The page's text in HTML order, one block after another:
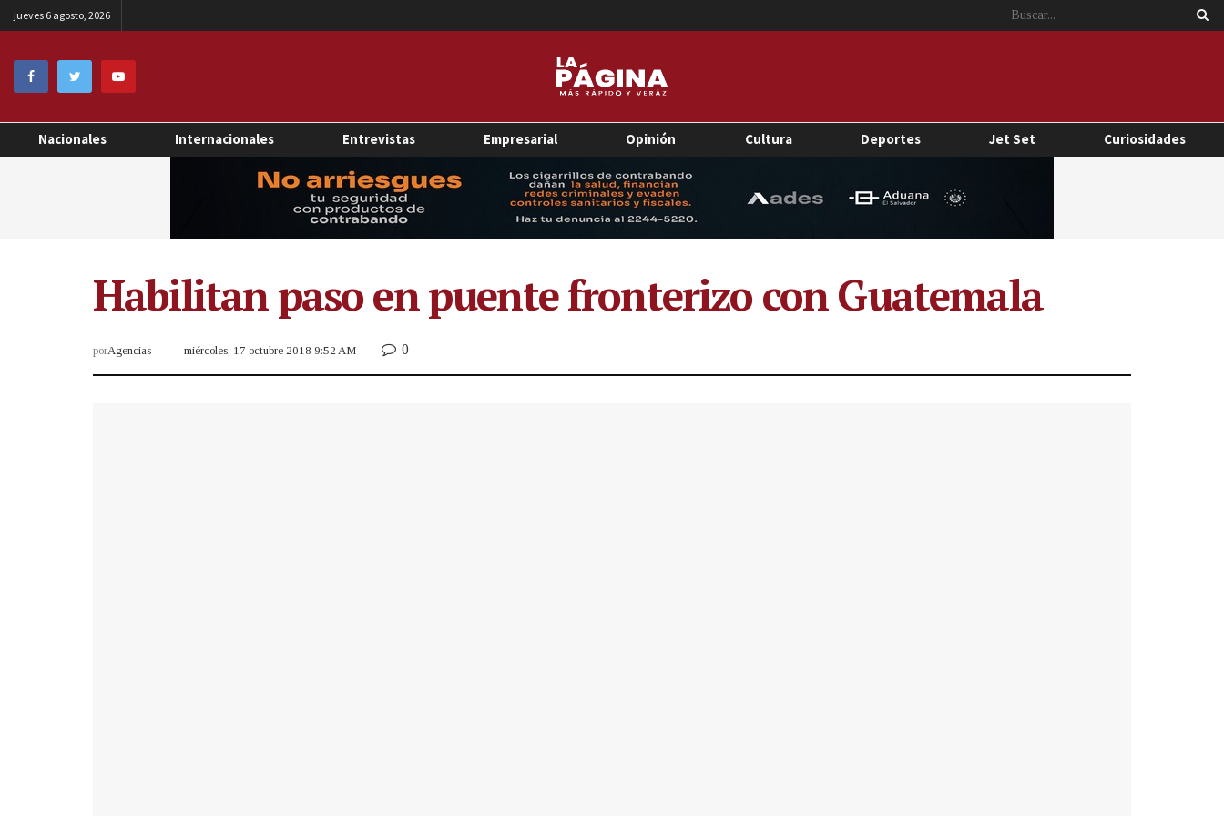
jueves 6 agosto, 2026
Nacionales Internacionales Entrevistas Empresarial Opinión Cultura Deportes Jet Set Curiosidades
Habilitan paso en puente fronterizo con Guatemala
porAgencias miércoles, 17 octubre 2018 9:52 AM 0